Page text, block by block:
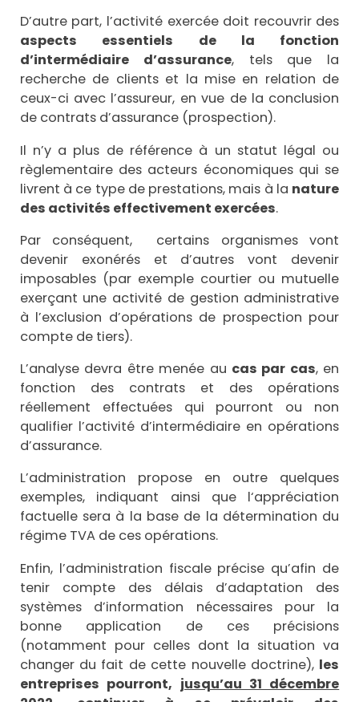
D’autre part, l’activité exercée doit recouvrir des
aspects essentiels de la fonction
d’intermédiaire d’assurance, tels que la
recherche de clients et la mise en relation de
ceux-ci avec l’assureur, en vue de la conclusion
de contrats d’assurance (prospection).
Il n’y a plus de référence à un statut légal ou
règlementaire des acteurs économiques qui se
livrent à ce type de prestations, mais à la nature
des activités effectivement exercées.
Par conséquent, certains organismes vont
devenir exonérés et d’autres vont devenir
imposables (par exemple courtier ou mutuelle
exerçant une activité de gestion administrative
à l’exclusion d’opérations de prospection pour
compte de tiers).
L’analyse devra être menée au cas par cas, en
fonction des contrats et des opérations
réellement effectuées qui pourront ou non
qualifier l’activité d’intermédiaire en opérations
d’assurance.
L’administration propose en outre quelques
exemples, indiquant ainsi que l‘appréciation
factuelle sera à la base de la détermination du
régime TVA de ces opérations.
Enfin, l’administration fiscale précise qu’afin de
tenir compte des délais d’adaptation des
systèmes d’information nécessaires pour la
bonne application de ces précisions
(notamment pour celles dont la situation va
changer du fait de cette nouvelle doctrine), les
entreprises pourront, jusqu’au 31 décembre